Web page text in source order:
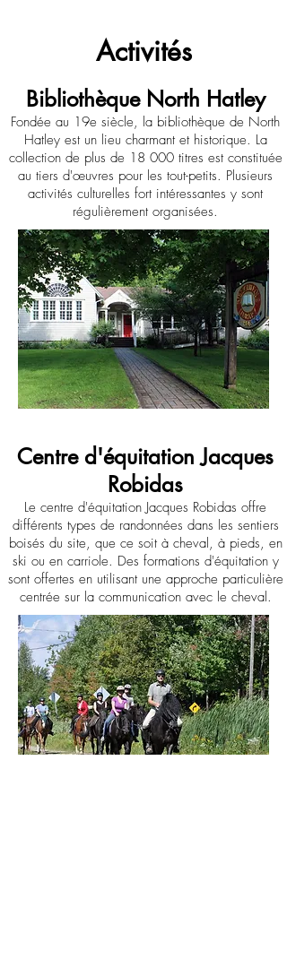
Activités
Bibliothèque North Hatley
Fondée au 19e siècle, la bibliothèque de North
Hatley est un lieu charmant et historique. La
collection de plus de 18 000 titres est constituée
au tiers d'œuvres pour les tout-petits. Plusieurs
activités culturelles fort intéressantes y sont
régulièrement organisées.
Centre d'équitation Jacques
Robidas
Le centre d'équitation Jacques Robidas offre
différents types de randonnées dans les sentiers
boisés du site, que ce soit à cheval, à pieds, en
ski ou en carriole. Des formations d'équitation y
sont offertes en utilisant une approche particulière
centrée sur la communication avec le cheval.